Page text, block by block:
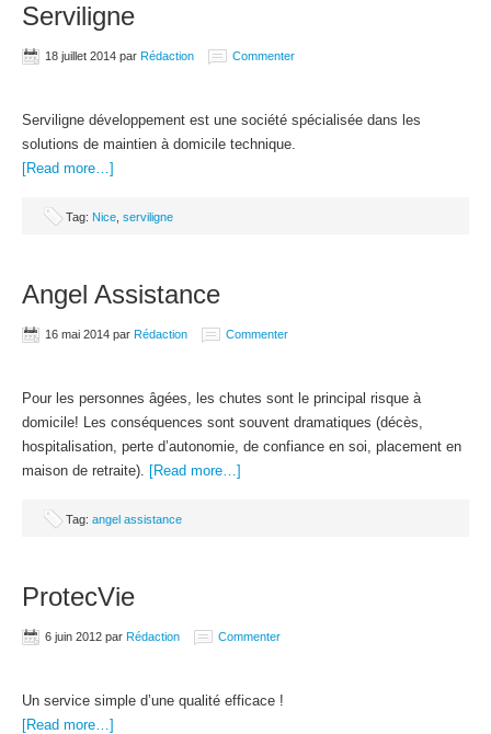
Serviligne
18 juillet 2014 par Rédaction Commenter
Serviligne développement est une société spécialisée dans les
solutions de maintien à domicile technique.
[Read more…]
Tag: Nice serviligne
Angel Assistance
16 mai 2014 par Rédaction Commenter
Pour les personnes âgées, les chutes sont le principal risque à
domicile! Les conséquences sont souvent dramatiques (décès,
hospitalisation, perte d’autonomie, de confiance en soi, placement en
maison de retraite). [Read more…]
Tag: angel assistance
ProtecVie
6 juin 2012 par Rédaction Commenter
Un service simple d’une qualité efficace !
[Read more…]